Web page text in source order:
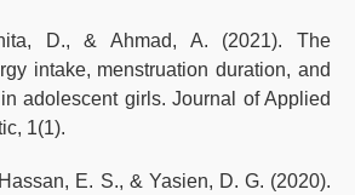
D., & Ahmad, A. (2021). The
intake, menstruation duration, and
adolescent girls. Journal of Applied
1(1).
E. S., & Yasien, D. G. (2020).